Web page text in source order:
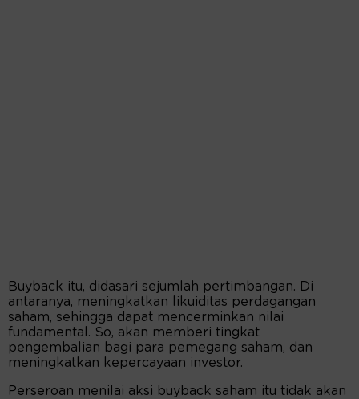
Buyback itu, didasari sejumlah pertimbangan. Di
antaranya, meningkatkan likuiditas perdagangan
saham, sehingga dapat mencerminkan nilai
fundamental. So, akan memberi tingkat
pengembalian bagi para pemegang saham, dan
meningkatkan kepercayaan investor.
Perseroan menilai aksi buyback saham itu tidak akan